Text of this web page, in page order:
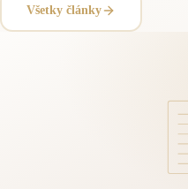
Všetky články